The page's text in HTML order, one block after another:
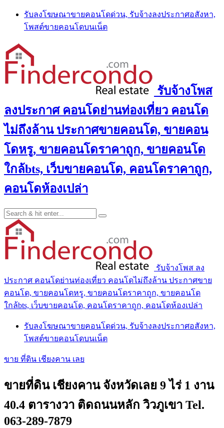
Skip
content
รับลงโฆษณาขายคอนโดด่วน, รับจ้างลงประกาศอสังหา,
โพสต์ขายคอนโดบนเน็ต
รับจ้างโพส
ลงประกาศ คอนโดย่านท่องเที่ยว คอนโด
ไม่ถึงล้าน ประกาศขายคอนโด, ขายคอน
โดหรู, ขายคอนโดราคาถูก, ขายคอนโด
ใกล้bts, เว็บขายคอนโด, คอนโดราคาถูก,
คอนโดห้องเปล่า
รับจ้างโพส ลง
ประกาศ คอนโดย่านท่องเที่ยว คอนโดไม่ถึงล้าน ประกาศขาย
คอนโด, ขายคอนโดหรู, ขายคอนโดราคาถูก, ขายคอนโด
ใกล้bts, เว็บขายคอนโด, คอนโดราคาถูก, คอนโดห้องเปล่า
รับลงโฆษณาขายคอนโดด่วน, รับจ้างลงประกาศอสังหา,
โพสต์ขายคอนโดบนเน็ต
ขาย ที่ดิน เชียงคาน เลย
ขายที่ดิน เชียงคาน จังหวัดเลย 9 ไร่ 1 งาน
40.4 ตารางวา ติดถนนหลัก วิวภูเขา Tel.
063-289-7879